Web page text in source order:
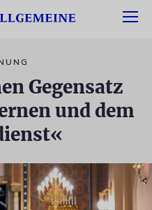
Gegensatz
und dem